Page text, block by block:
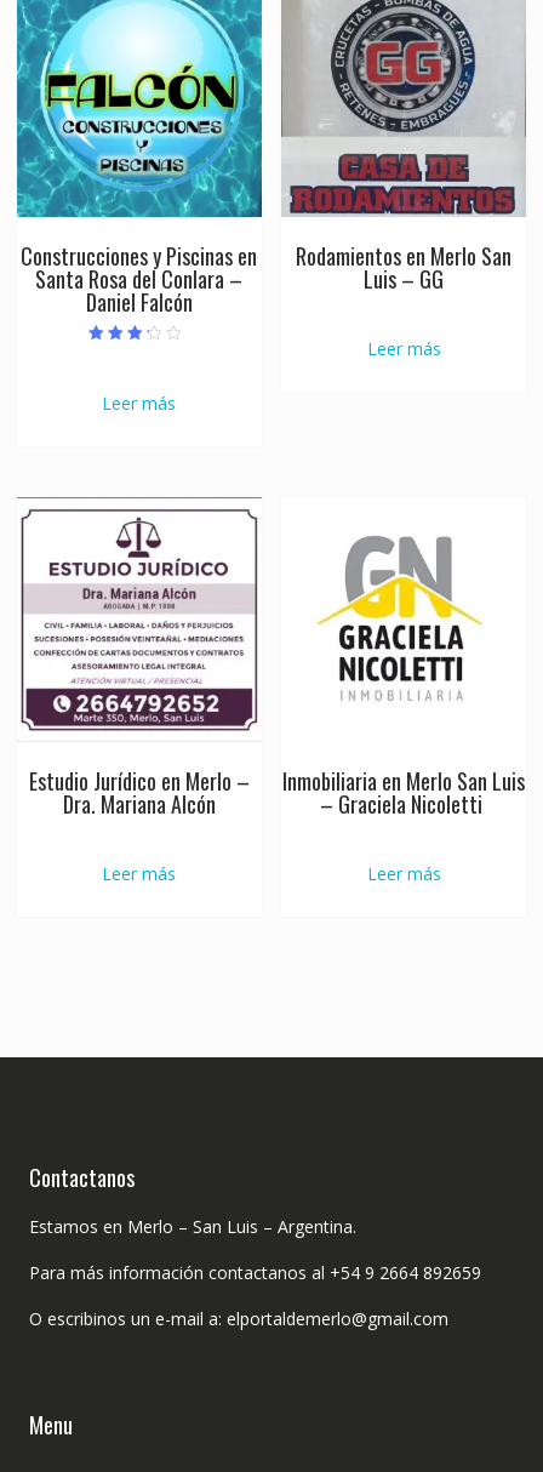
Construcciones y Piscinas en
Santa Rosa del Conlara –
Daniel Falcón
de 5
Leer más
Rodamientos en Merlo San
Luis – GG
Leer más
Estudio Jurídico en Merlo –
Dra. Mariana Alcón
Leer más
Inmobiliaria en Merlo San Luis
– Graciela Nicoletti
Leer más
Contactanos
Estamos en Merlo – San Luis – Argentina.
Para más información contactanos al +54 9 2664 892659
O escribinos un e-mail a: elportaldemerlo@gmail.com
Menu